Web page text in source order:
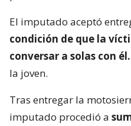
El imputado aceptó
condición de que la
conversar a solas con él.
la joven.
Tras entregar la
imputado procedió a